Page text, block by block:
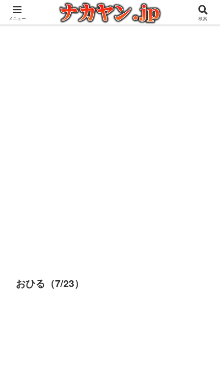
アウトドアとガジェット好きな管理人の愉快な日々を綴るブログ
おひる（7/23）
メニュー 検索